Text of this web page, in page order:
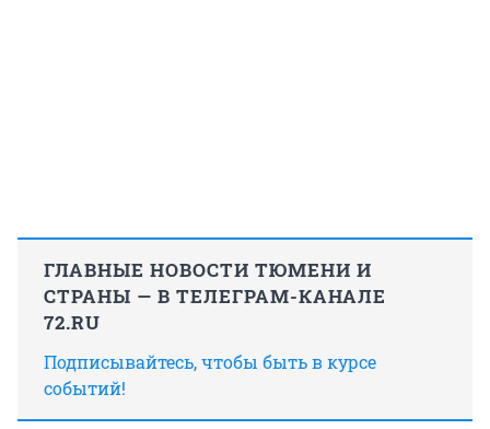
ГЛАВНЫЕ НОВОСТИ ТЮМЕНИ И
СТРАНЫ — В ТЕЛЕГРАМ-КАНАЛЕ
72.RU
Подписывайтесь, чтобы быть в курсе
событий!